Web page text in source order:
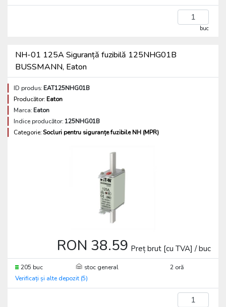
buc
NH-01 125A Siguranță fuzibilă 125NHG01B
BUSSMANN, Eaton
ID produs:EAT125NHG01B
Producător:Eaton
Marca:Eaton
Indice producător: 125NHG01B
Categorie:Socluri pentru siguranțe fuzibile NH (MPR)
RON 38.59 Preț brut [cu TVA] / buc
205 buc stoc general
2 oră
Verificați și alte depozit (5)